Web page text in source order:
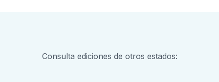
Consulta ediciones de otros estados: